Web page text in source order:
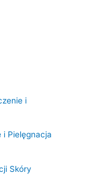
i
i Pielęgnacja
Skóry